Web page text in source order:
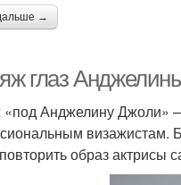
→
глаз
Анджелину Джоли»
визажистам.
образ актрисы